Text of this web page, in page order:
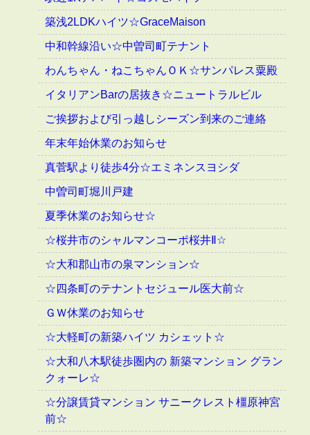
築浅2LDKハイツ☆GraceMaison
中和幹線沿い☆中曽司町テナント
わんちゃん・ねこちゃんＯＫ☆サンパレス粟殿
イタリアンBarの居抜き☆ニュートラルビル
ご挨拶および引っ越しシーズン到来のご連絡
年末年始休業のお知らせ
真菅駅より徒歩4分☆エミネンスヨシダ
中曽司町堀川戸建
夏季休業のお知らせ☆
☆桜井市のシャルマンコーポ桜井Ⅱ☆
☆大和郡山市の泉マンション☆
☆四条町のテナントセジュール医大前☆
ＧＷ休業のお知らせ
☆大軽町の新築ハイツ カシェット☆
☆大和八木駅徒歩圏内の 新築マンション グラン
クォーレ☆
☆分譲賃貸マンション サニークレスト橿原神宮
前☆